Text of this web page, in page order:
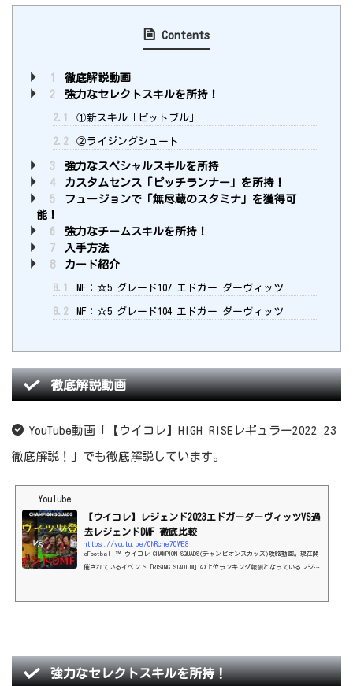
Contents
1
徹底解説動画
2
強力なセレクトスキルを所持！
2.1 ①新スキル「ピットブル」
2.2 ②ライジングシュート
3
強力なスペシャルスキルを所持
4
カスタムセンス「ピッチランナー」を所持！
5
フュージョンで「無尽蔵のスタミナ」を獲得可
能！
6
強力なチームスキルを所持！
7
入手方法
8
カード紹介
8.1 MF：☆5 グレード107 エドガー ダーヴィッツ
8.2 MF：☆5 グレード104 エドガー ダーヴィッツ
徹底解説動画
YouTube動画「【ウイコレ】HIGH RISEレギュラー2022 23
徹底解説！」でも徹底解説しています。
YouTube
【ウイコレ】レジェンド2023エドガーダーヴィッツVS過
去レジェンドDMF 徹底比較
https://youtu.be/0NRcne70WE8
eFootball™ ウイコレ CHAMPION SQUADS(チャンピオンスカッズ)攻略動画。現在開
催されているイベント「RISING STADIUM」の上位ランキング報酬となっているレジェ
強力なセレクトスキルを所持！